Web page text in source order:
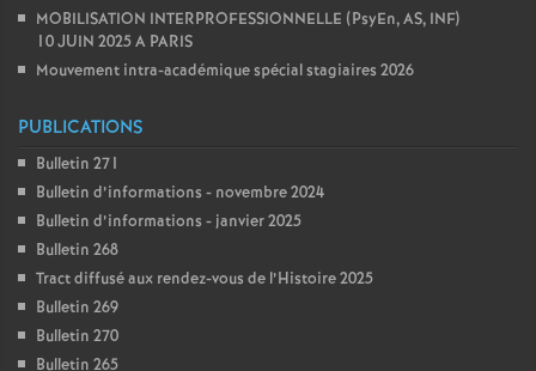
l
MOBILISATION INTERPROFESSIONNELLE (PsyEn, AS, INF)
10 JUIN 2025 A PARIS
Mouvement intra-académique spécial stagiaires 2026
PUBLICATIONS
Bulletin 271
Bulletin d’informations - novembre 2024
Bulletin d’informations - janvier 2025
Bulletin 268
Tract diffusé aux rendez-vous de l’Histoire 2025
Bulletin 269
Bulletin 270
Bulletin 265